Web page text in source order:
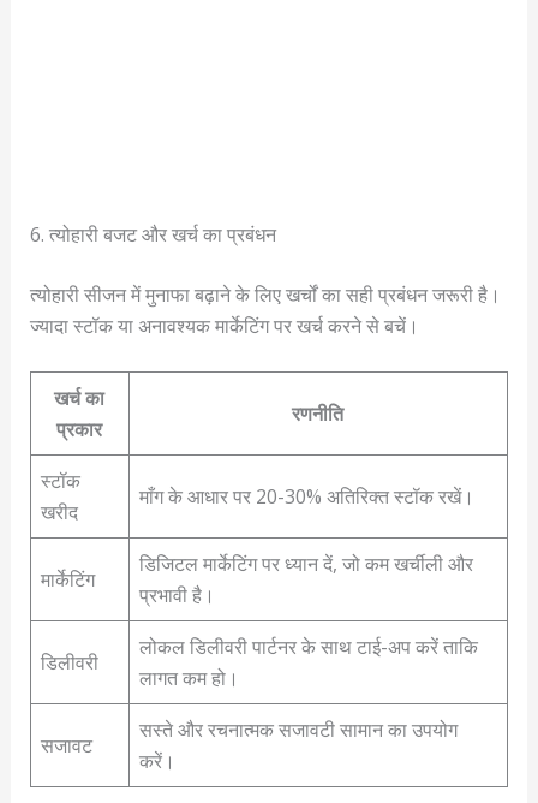
6. त्योहारी बजट और खर्च का प्रबंधन
त्योहारी सीजन में मुनाफा बढ़ाने के लिए खर्चों का सही प्रबंधन जरूरी है।
ज्यादा स्टॉक या अनावश्यक मार्केटिंग पर खर्च करने से बचें।
खर्च का
प्रकार
रणनीति
स्टॉक
खरीद
माँग के आधार पर 20-30% अतिरिक्त स्टॉक रखें।
मार्केटिंग
डिजिटल मार्केटिंग पर ध्यान दें, जो कम खर्चीली और
प्रभावी है।
डिलीवरी
लोकल डिलीवरी पार्टनर के साथ टाई-अप करें ताकि
लागत कम हो।
सजावट
सस्ते और रचनात्मक सजावटी सामान का उपयोग
करें।